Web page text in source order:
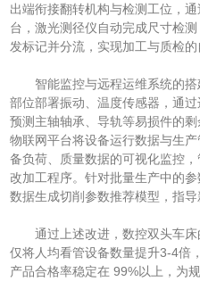
出端衔接翻转机构与检测工位，
台，激光测径仪自动完成尺寸检
发标记并分流，实现加工与质检的
智能监控与远程运维系统的搭
部位部署振动、温度传感器，通
预测主轴轴承、导轨等易损件的
物联网平台将设备运行数据与生
备负荷、质量数据的可视化监控
改加工程序。针对批量生产中的
数据生成切削参数推荐模型，指导
通过上述改进，数控双头车床
仅将人均看管设备数量提升3-4倍
产品合格率稳定在 99%以上，为